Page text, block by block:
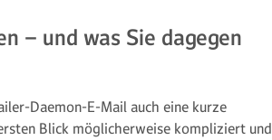
– und was Sie dagegen
Daemon-E-Mail auch eine kurze
Blick möglicherweise kompliziert und